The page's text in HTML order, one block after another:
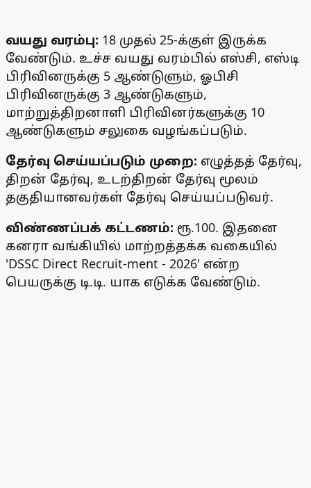
வயது வரம்பு: 18 முதல் 25-க்குள் இருக்க
வேண்டும். உச்ச வயது வரம்பில் எஸ்சி, எஸ்டி
பிரிவினருக்கு 5 ஆண்டுளும், ஓபிசி
பிரிவினருக்கு 3 ஆண்டுகளும்,
மாற்றுத்திறனாளி பிரிவினர்களுக்கு 10
ஆண்டுகளும் சலுகை வழங்கப்படும்.
தேர்வு செய்யப்படும் முறை: எழுத்தத் தேர்வு,
திறன் தேர்வு, உடற்திறன் தேர்வு மூலம்
தகுதியானவர்கள் தேர்வு செய்யப்படுவர்.
விண்ணப்பக் கட்டணம்: ரூ.100. இதனை
கனரா வங்கியில் மாற்றத்தக்க வகையில்
'DSSC Direct Recruit-ment - 2026' என்ற
பெயருக்கு டி.டி. யாக எடுக்க வேண்டும்.